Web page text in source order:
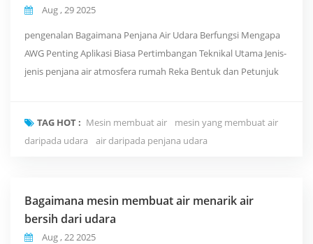
Aug , 29 2025
pengenalan Bagaimana Penjana Air Udara Berfungsi Mengapa
AWG Penting Aplikasi Biasa Pertimbangan Teknikal Utama Jenis-
jenis penjana air atmosfera rumah Reka Bentuk dan Petunjuk
TAG HOT : Mesin membuat air
mesin yang membuat air
daripada udara
air daripada penjana udara
Bagaimana mesin membuat air menarik air
bersih dari udara
Aug , 22 2025